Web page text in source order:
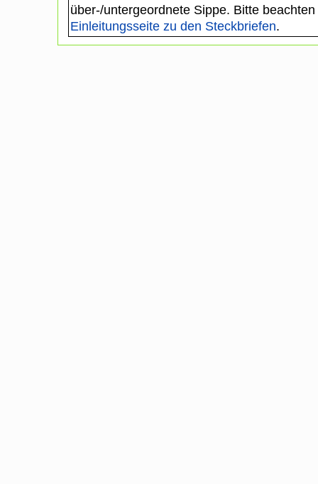
über-/untergeordnete Sippe. Bitte
Einleitungsseite zu den Steckbriefen.